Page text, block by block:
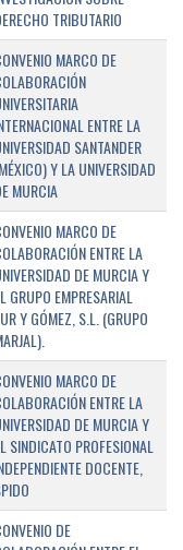
TRIBUTARIO
MARCO DE
ENTRE LA
SANTANDER
Y LA UNIVERSIDAD
MURCIA
MARCO DE
ENTRE LA
DE MURCIA Y
GRUPO EMPRESARIAL
Y GÓMEZ, S.L. (GRUPO
MARCO DE
ENTRE LA
DE MURCIA Y
SINDICATO PROFESIONAL
DOCENTE,
DE